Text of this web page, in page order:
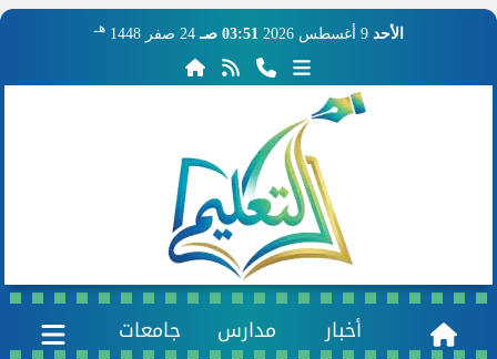
الأحد 9 أغسطس 2026 03:51 صـ 24 صفر 1448 هـ
أخبار مدارس جامعات